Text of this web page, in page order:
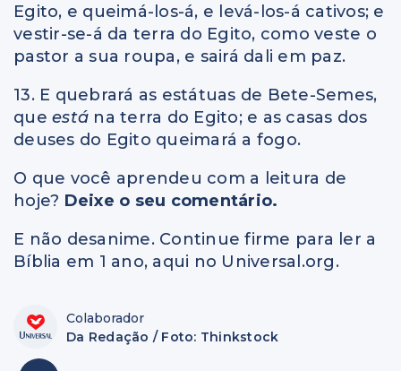
Egito, e queimá-los-á, e levá-los-á cativos; e
vestir-se-á da terra do Egito, como veste o
pastor a sua roupa, e sairá dali em paz.
13. E quebrará as estátuas de Bete-Semes,
que está na terra do Egito; e as casas dos
deuses do Egito queimará a fogo.
O que você aprendeu com a leitura de
hoje? Deixe o seu comentário.
E não desanime. Continue firme para ler a
Bíblia em 1 ano, aqui no Universal.org.
Colaborador
Da Redação / Foto: Thinkstock